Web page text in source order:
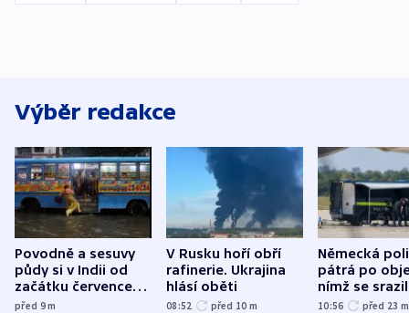
Výběr redakce
Povodně a sesuvy
půdy si v Indii od
začátku července
vyžádaly přes 130
před 9m
V Rusku hoří obří
rafinerie. Ukrajina
hlásí oběti
08:52 před 10 m
Německá
pátrá po
nímž se
letadlo u
10:56 před 23 m